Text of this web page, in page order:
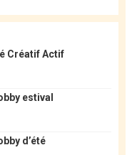
Créatif Actif
estival
d’été